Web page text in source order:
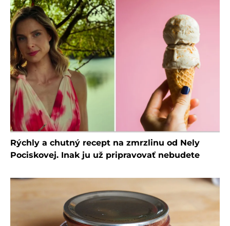
Rýchly a chutný recept na zmrzlinu od Nely
Pociskovej. Inak ju už pripravovať nebudete